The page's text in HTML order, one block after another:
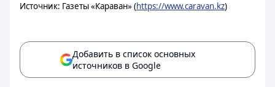
Источник: Газеты «Караван» (https://www.caravan.kz)
Добавить в список основных
источников в Google